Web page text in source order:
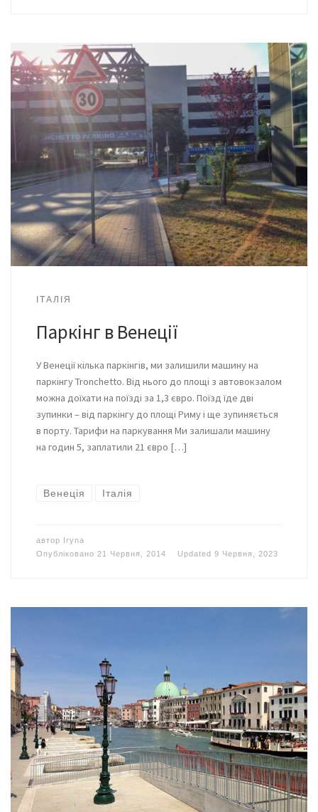
ІТАЛІЯ
Паркінг в Венеції
У Венеції кілька паркінгів, ми залишили машину на
паркінгу Tronchetto. Від нього до площі з автовокзалом
можна доїхати на поїзді за 1,3 євро. Поїзд їде дві
зупинки – від паркінгу до площі Риму і ще зупиняється
в порту. Тарифи на паркування Ми залишали машину
на годин 5, заплатили 21 євро […]
Венеція Італія
автор Iryna
Опубліковано 21 Червня, 2014 Updated 9 Червня, 2023